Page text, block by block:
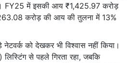
FY25 में इसकी आय ₹1,425.97 करोड़
करोड़ की आय की तुलना में 13%
को देखकर भी विश्वास नहीं किया।
लिस्टिंग से पहले गिरता रहा, जबकि